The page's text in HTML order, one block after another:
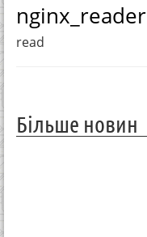
nginx_reader
read
Більше новин